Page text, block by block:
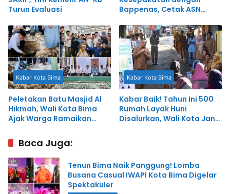
Turun Evaluasi
Bappenas, Cetak ASN
untuk Percepat
Pembangunan
Kabar Kota Bima
Peletakan Batu Masjid Al
Hikmah, Wali Kota Bima
Ajak Warga Ramaikan
Kabar Kota Bima
Kabar Baik! Tahun Ini 500
Rumah Layak Huni
Disalurkan, Wali Kota Janji
Baca Juga:
Tenun Bima Naik Panggung! Lomba
Busana Casual IWAPI Kota Bima Digelar
Spektakuler